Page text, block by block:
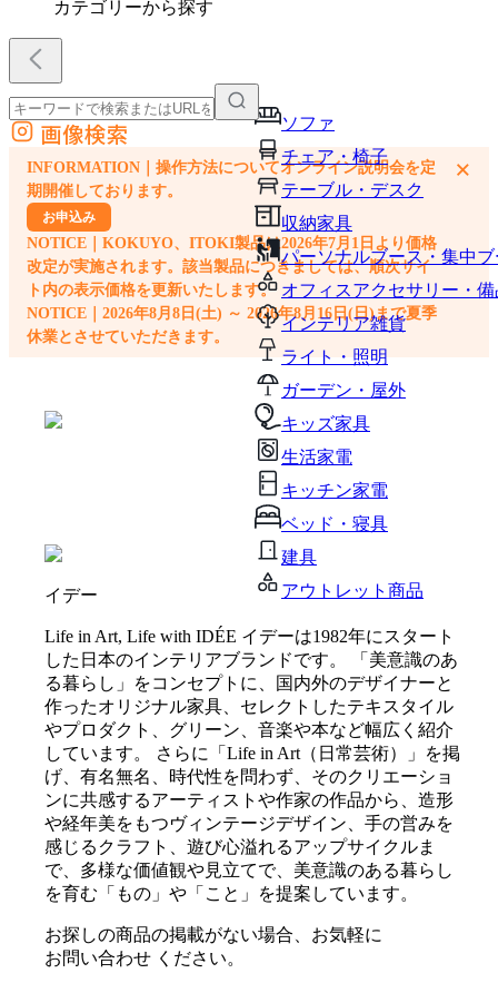
カテゴリーから探す
ソファ
チェア・椅子
テーブル・デスク
収納家具
パーソナルブース・集中
オフィスアクセサリー・備
インテリア雑貨
ライト・照明
ガーデン・屋外
キッズ家具
生活家電
キッチン家電
ベッド・寝具
建具
アウトレット商品
外部サイトの商品をカートに追加
他のサイトで見つけた商品ページのURLを貼り付けて、カートに追加できます
画像検索
INFORMATION｜操作方法についてオンライン説明会を定
期開催しております。
お申込み
NOTICE｜KOKUYO、ITOKI製品は2026年7月1日より価格
改定が実施されます。該当製品につきましては、順次サイ
ト内の表示価格を更新いたします。
NOTICE｜2026年8月8日(土) ～ 2026年8月16日(日)まで夏季
休業とさせていただきます。
×
イデー
Life in Art, Life with IDÉE イデーは1982年にスタート
した日本のインテリアブランドです。 「美意識のあ
る暮らし」をコンセプトに、国内外のデザイナーと
作ったオリジナル家具、セレクトしたテキスタイル
やプロダクト、グリーン、音楽や本など幅広く紹介
しています。 さらに「Life in Art（日常芸術）」を掲
げ、有名無名、時代性を問わず、そのクリエーショ
ンに共感するアーティストや作家の作品から、造形
や経年美をもつヴィンテージデザイン、手の営みを
感じるクラフト、遊び心溢れるアップサイクルま
で、多様な価値観や見立てで、美意識のある暮らし
を育む「もの」や「こと」を提案しています。
お探しの商品の掲載がない場合、お気軽に
お問い合わせ ください。